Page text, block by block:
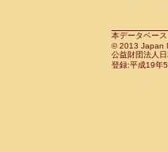
本データベー
© 2013 Japan
公益財団法人
登録:平成19年